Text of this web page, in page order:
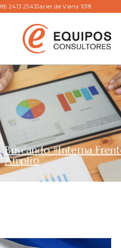
2413 2543Javier de Viana 1018
Buscando #Interna
Amplio